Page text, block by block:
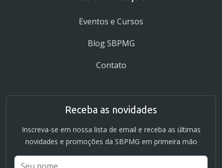
Eventos e Cursos
Blog SBPMG
Contato
Receba as novidades
Inscreva-se em nossa lista de email e receba as últimas
novidades e promoções da SBPMG em primeira mão